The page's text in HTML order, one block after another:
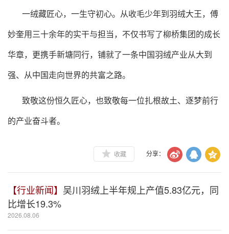
一绒藏匠心，一生守初心。从收毛少年到羽绒大王，傅
妙奎用三十余年的实干与担当，不仅书写了柳桥集团的成长
华章，更携手新塘同行，铺就了一条中国羽绒产业从大到
强、从中国走向世界的共富之路。
致敬这份恒久匠心，也致敬每一位扎根故土、逐梦前行
的产业奋斗者。
收藏 分享：
【行业新闻】 吴川羽绒上半年规上产值5.83亿元，同
比增长19.3%
2026.08.06